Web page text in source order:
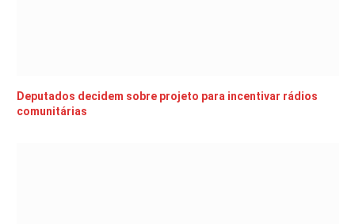
Deputados decidem sobre projeto para incentivar rádios
comunitárias